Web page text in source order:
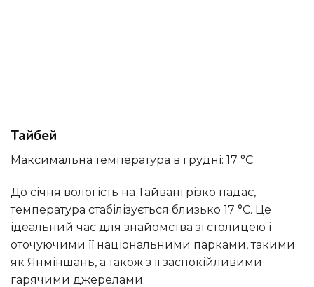
Тайбей
Максимальна температура в грудні: 17 °C
До січня вологість на Тайвані різко падає,
температура стабілізується близько 17 °C. Це
ідеальний час для знайомства зі столицею і
оточуючими її національними парками, такими
як Янміншань, а також з її заспокійливими
гарячими джерелами.